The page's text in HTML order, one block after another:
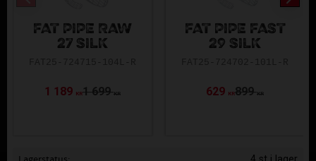
FAT PIPE RAW
27 SILK
1 189 KR1 699 KR
FAT PIPE FAST
29 SILK
629 KR899 KR